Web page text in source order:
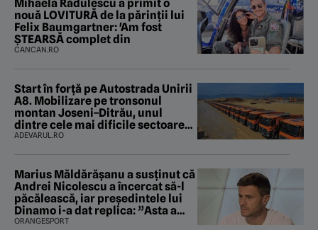
Mihaela Rădulescu a primit o
nouă LOVITURĂ de la părinții lui
Felix Baumgartner: 'Am fost
ȘTEARSĂ complet din
CANCAN.RO
Start în forță pe Autostrada Unirii
A8. Mobilizare pe tronsonul
montan Joseni–Ditrău, unul
dintre cele mai dificile sectoare
care traversează Carpații
ADEVARUL.RO
Marius Măldărăşanu a susţinut că
Andrei Nicolescu a încercat să-l
păcălească, iar preşedintele lui
Dinamo i-a dat replica: ”Asta a
fost istoria”
ORANGESPORT